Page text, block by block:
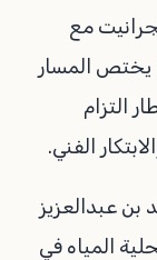
مع
يختص المسار
التزام
الفني.
عبدالعزيز
المياه في